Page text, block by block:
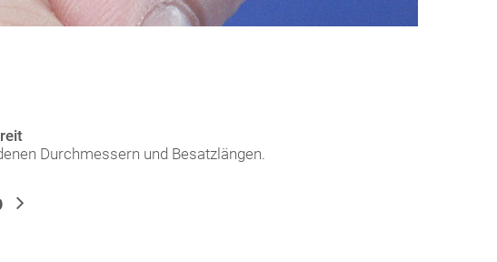
Durchmessern und Besatzlängen.